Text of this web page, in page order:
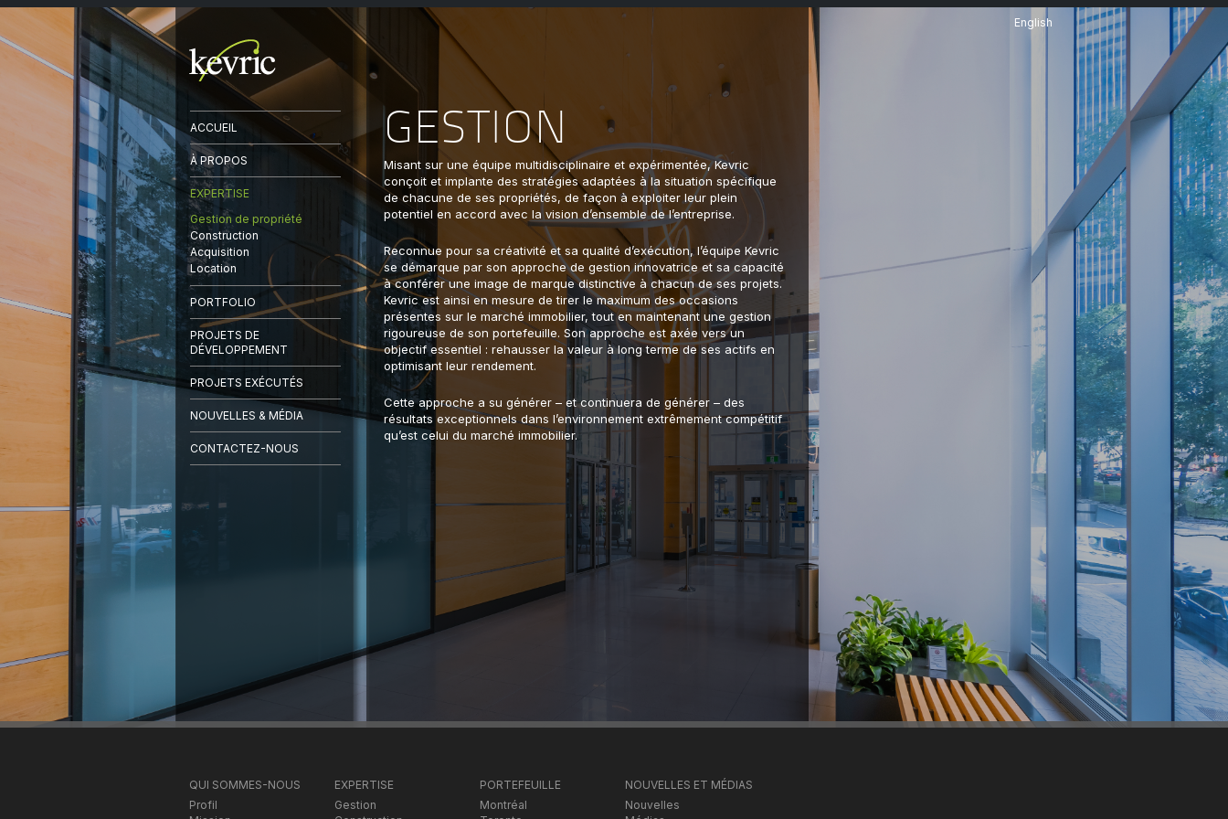
English
GESTION
Misant sur une équipe multidisciplinaire et expérimentée, Kevric
conçoit et implante des stratégies adaptées à la situation spécifique
de chacune de ses propriétés, de façon à exploiter leur plein
potentiel en accord avec la vision d’ensemble de l’entreprise.
Reconnue pour sa créativité et sa qualité d’exécution, l’équipe Kevric
se démarque par son approche de gestion innovatrice et sa capacité
à conférer une image de marque distinctive à chacun de ses projets.
Kevric est ainsi en mesure de tirer le maximum des occasions
présentes sur le marché immobilier, tout en maintenant une gestion
rigoureuse de son portefeuille. Son approche est axée vers un
objectif essentiel : rehausser la valeur à long terme de ses actifs en
optimisant leur rendement.
Cette approche a su générer – et continuera de générer – des
résultats exceptionnels dans l’environnement extrêmement compétitif
qu’est celui du marché immobilier.
ACCUEIL
À PROPOS
EXPERTISE
Gestion de propriété
Construction
Acquisition
Location
PORTFOLIO
PROJETS DE
DÉVELOPPEMENT
PROJETS EXÉCUTÉS
NOUVELLES & MÉDIA
CONTACTEZ-NOUS
QUI SOMMES-NOUS
Profil
EXPERTISE
Gestion
PORTEFEUILLE
Montréal
NOUVELLES ET MÉDIAS
Nouvelles